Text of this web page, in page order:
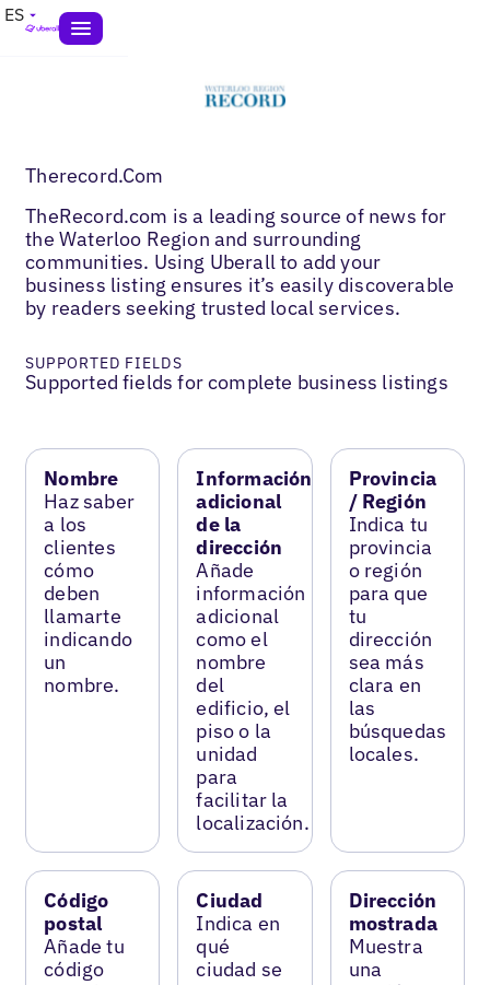
ES
Therecord.Com
TheRecord.com is a leading source of news for
the Waterloo Region and surrounding
communities. Using Uberall to add your
business listing ensures it’s easily discoverable
by readers seeking trusted local services.
SUPPORTED FIELDS
Supported fields for complete business listings
Nombre
Haz saber
a los
clientes
cómo
deben
llamarte
indicando
un
nombre.
Información
adicional
de la
dirección
Añade
información
adicional
como el
nombre
del
edificio, el
piso o la
unidad
para
facilitar la
localización.
Provincia
/ Región
Indica tu
provincia
o región
para que
tu
dirección
sea más
clara en
las
búsquedas
locales.
Código
postal
Añade tu
código
Ciudad
Indica en
qué
ciudad se
Dirección
mostrada
Muestra
una